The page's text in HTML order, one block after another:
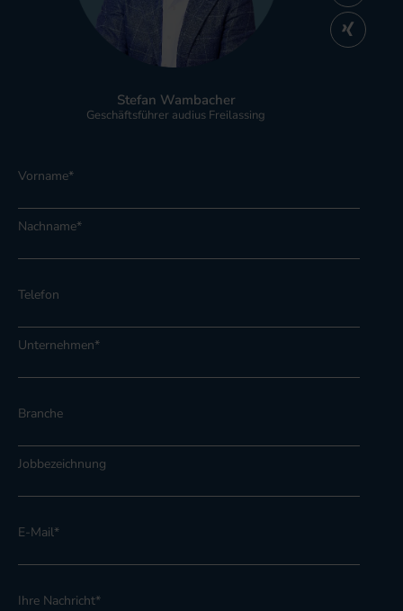
Stefan Wambacher
Geschäftsführer audius Freilassing
Vorname*
Nachname*
Telefon
Unternehmen*
Branche
Jobbezeichnung
E-Mail*
Ihre Nachricht*